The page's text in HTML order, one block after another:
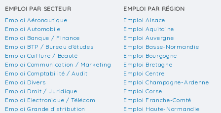
EMPLOI PAR SECTEUR
Emploi Aéronautique
Emploi Automobile
Emploi Banque / Finance
Emploi BTP / Bureau d'études
Emploi Coiffure / Beauté
Emploi Communication / Marketing
Emploi Comptabilité / Audit
Emploi Divers
Emploi Droit / Juridique
Emploi Electronique / Télécom
Emploi Grande distribution
EMPLOI PAR RÉGION
Emploi Alsace
Emploi Aquitaine
Emploi Auvergne
Emploi Basse-Normandie
Emploi Bourgogne
Emploi Bretagne
Emploi Centre
Emploi Champagne-Ardenne
Emploi Corse
Emploi Franche-Comté
Emploi Haute-Normandie